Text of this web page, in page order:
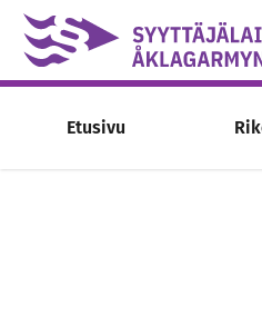
Skip to content -
Etusivu